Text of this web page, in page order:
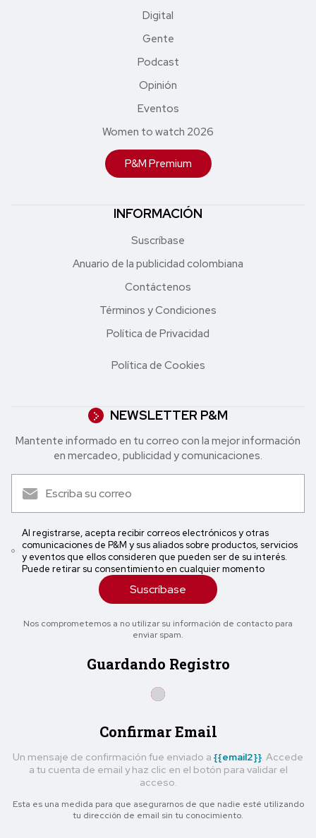
Digital
Gente
Podcast
Opinión
Eventos
Women to watch 2026
P&M Premium
INFORMACIÓN
Suscríbase
Anuario de la publicidad colombiana
Contáctenos
Términos y Condiciones
Política de Privacidad
Política de Cookies
NEWSLETTER P&M
Mantente informado en tu correo con la mejor in formación
en mercadeo, publicidad y comunicaciones.
Al registrarse, acepta recibir correos electrónicos y otras
comunicaciones de P&M y sus aliados sobre productos, servicios
y eventos que ellos consideren que pueden ser de su interés.
Puede retirar su consentimiento en cualquier momento
Suscríbase
Nos comprometemos a no utilizar su información de contacto para
enviar spam.
Guardando Registro
Confirmar Email
Un mensaje de confirmación fue enviado a {{email2}} . Accede
a tu cuenta de email y haz clic en el botón para validar el
acceso.
Esta es una medida para que asegurarnos de que nadie esté utilizando
tu dirección de email sin tu conocimiento.